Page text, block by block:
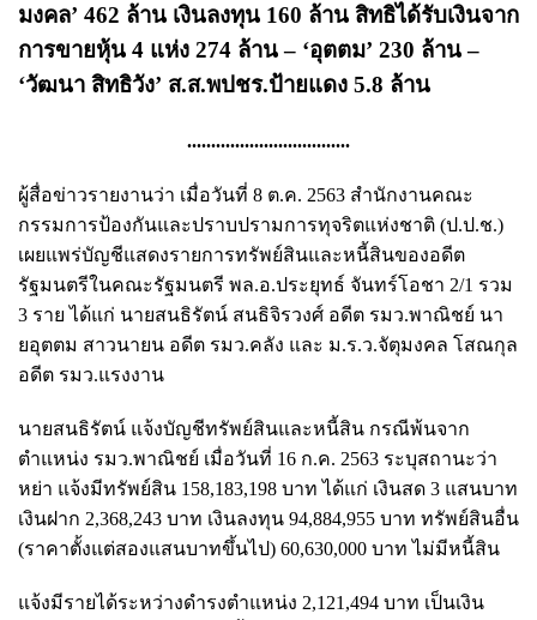
มงคล’ 462 ล้าน เงินลงทุน 160 ล้าน สิทธิได้รับเงินจาก
การขายหุ้น 4 แห่ง 274 ล้าน – ‘อุตตม’ 230 ล้าน –
‘วัฒนา สิทธิวัง’ ส.ส.พปชร.ป้ายแดง 5.8 ล้าน
..................................
ผู้สื่อข่าวรายงานว่า เมื่อวันที่ 8 ต.ค. 2563 สำนักงานคณะ
กรรมการป้องกันและปราบปรามการทุจริตแห่งชาติ (ป.ป.ช.)
เผยแพร่บัญชีแสดงรายการทรัพย์สินและหนี้สินของอดีต
รัฐมนตรีในคณะรัฐมนตรี พล.อ.ประยุทธ์ จันทร์โอชา 2/1 รวม
3 ราย ได้แก่ นายสนธิรัตน์ สนธิจิรวงศ์ อดีต รมว.พาณิชย์ นา
ยอุตตม สาวนายน อดีต รมว.คลัง และ ม.ร.ว.จัตุมงคล โสณกุล
อดีต รมว.แรงงาน
นายสนธิรัตน์ แจ้งบัญชีทรัพย์สินและหนี้สิน กรณีพ้นจาก
ตำแหน่ง รมว.พาณิชย์ เมื่อวันที่ 16 ก.ค. 2563 ระบุสถานะว่า
หย่า แจ้งมีทรัพย์สิน 158,183,198 บาท ได้แก่ เงินสด 3 แสนบาท
เงินฝาก 2,368,243 บาท เงินลงทุน 94,884,955 บาท ทรัพย์สินอื่น
(ราคาตั้งแต่สองแสนบาทขึ้นไป) 60,630,000 บาท ไม่มีหนี้สิน
แจ้งมีรายได้ระหว่างดำรงตำแหน่ง 2,121,494 บาท เป็นเงิน